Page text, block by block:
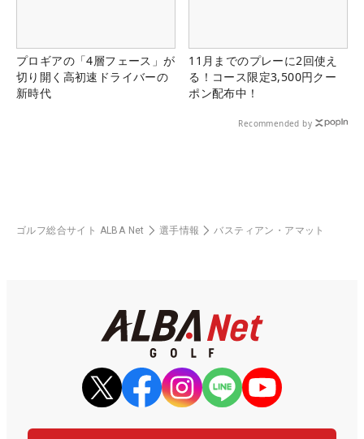
プロギアの「4層フェース」が
切り開く高初速ドライバーの
新時代
11月までのプレーに2回使え
る！コース限定3,500円クー
ポン配布中！
Recommended by
ゴルフ総合サイト ALBA Net 選手情報 バスティアン・アマット